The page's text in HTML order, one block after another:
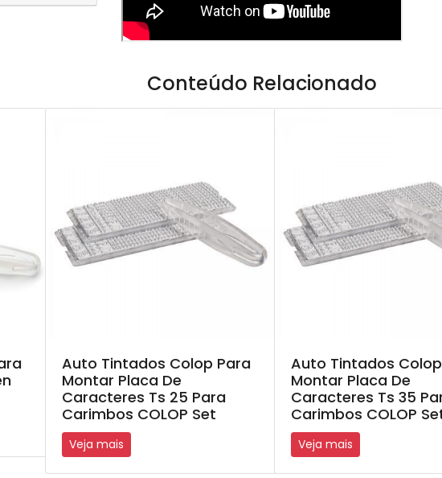
Conteúdo Relacionado
Auto Tintados Colop Para
Montar Placa De
Caracteres Ts 25 Para
Carimbos COLOP Set
Veja mais
Auto Tintados
Montar Placa De
Caracteres Ts 35
Carimbos COLOP
Veja mais